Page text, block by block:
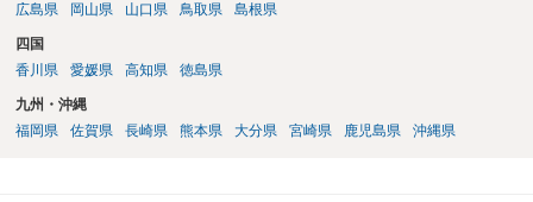
広島県
岡山県 山口県 鳥取県 島根県
四国
香川県
愛媛県 高知県 徳島県
九州・沖縄
福岡県
佐賀県 長崎県 熊本県 大分県 宮崎県 鹿児島県 沖縄県